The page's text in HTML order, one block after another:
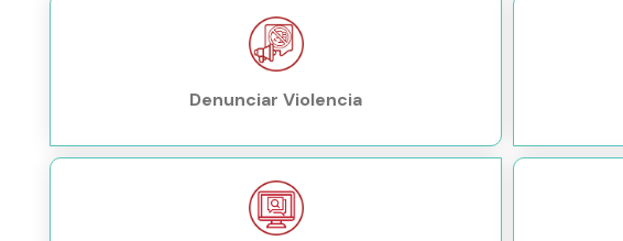
Denunciar Violencia